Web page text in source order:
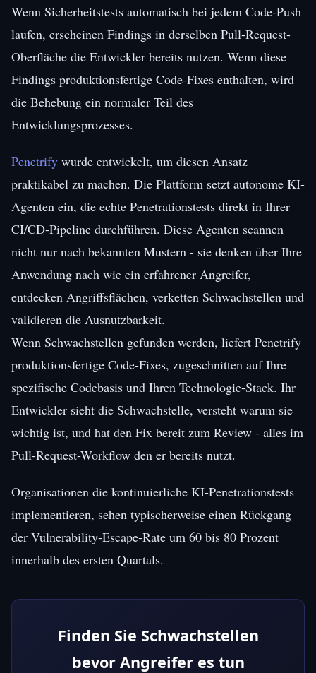
Wenn Sicherheitstests automatisch bei jedem Code-Push
laufen, erscheinen Findings in derselben Pull-Request-
Oberfläche die Entwickler bereits nutzen. Wenn diese
Findings produktionsfertige Code-Fixes enthalten, wird
die Behebung ein normaler Teil des
Entwicklungsprozesses.
Penetrify wurde entwickelt, um diesen Ansatz
praktikabel zu machen. Die Plattform setzt autonome KI-
Agenten ein, die echte Penetrationstests direkt in Ihrer
CI/CD-Pipeline durchführen. Diese Agenten scannen
nicht nur nach bekannten Mustern - sie denken über Ihre
Anwendung nach wie ein erfahrener Angreifer,
entdecken Angriffsflächen, verketten Schwachstellen und
validieren die Ausnutzbarkeit.
Wenn Schwachstellen gefunden werden, liefert Penetrify
produktionsfertige Code-Fixes, zugeschnitten auf Ihre
spezifische Codebasis und Ihren Technologie-Stack. Ihr
Entwickler sieht die Schwachstelle, versteht warum sie
wichtig ist, und hat den Fix bereit zum Review - alles im
Pull-Request-Workflow den er bereits nutzt.
Organisationen die kontinuierliche KI-Penetrationstests
implementieren, sehen typischerweise einen Rückgang
der Vulnerability-Escape-Rate um 60 bis 80 Prozent
innerhalb des ersten Quartals.
Finden Sie Schwachstellen
bevor Angreifer es tun